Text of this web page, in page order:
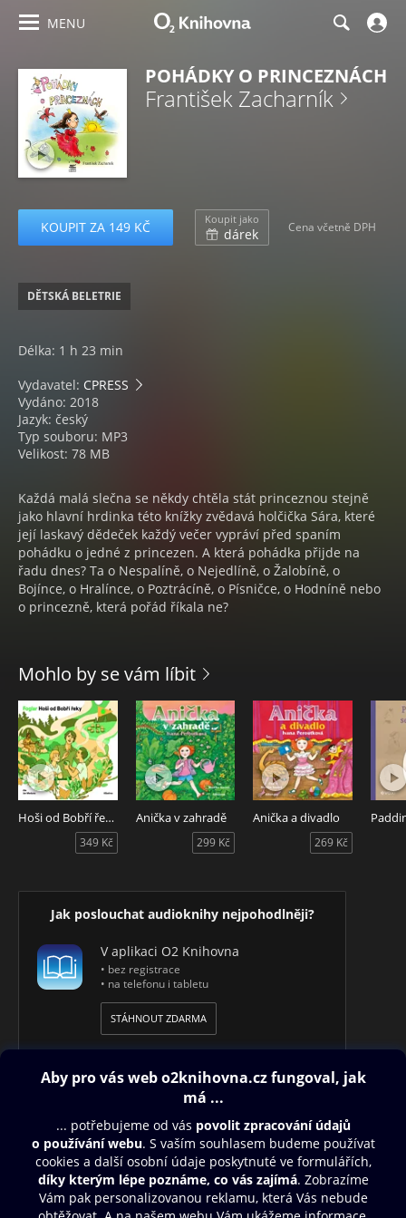
MENU
POHÁDKY O PRINCEZNÁCH
František Zacharník
KOUPIT ZA 149 KČ Koupit jako
dárek Cena včetně DPH
DĚTSKÁ BELETRIE
Délka: 1 h 23 min
Vydavatel: CPRESS
Vydáno: 2018
Jazyk: český
Typ souboru: MP3
Velikost: 78 MB
Každá malá slečna se někdy chtěla stát princeznou stejně
jako hlavní hrdinka této knížky zvědavá holčička Sára, které
její laskavý dědeček každý večer vypráví před spaním
pohádku o jedné z princezen. A která pohádka přijde na
řadu dnes? Ta o Nespalíně, o Nejedlíně, o Žalobíně, o
Bojínce, o Hralínce, o Poztrácíně, o Písničce, o Hodníně nebo
o princezně, která pořád říkala ne?
Mohlo by se vám líbit
Hoši od Bobří řeky
349 Kč
Anička v zahradě
299 Kč
Anička a divadlo
269 Kč
Jak poslouchat audioknihy nejpohodlněji?
V aplikaci O2 Knihovna
• bez registrace
• na telefonu i tabletu
STÁHNOUT ZDARMA
Obsah ke stažení
Moje O2 Knihovna
Další zábava